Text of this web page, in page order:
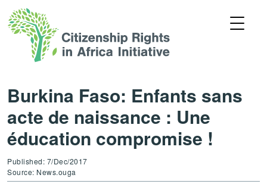
Burkina Faso: Enfants sans
acte de naissance : Une
éducation compromise !
Published: 7/Dec/2017
Source: News.ouga